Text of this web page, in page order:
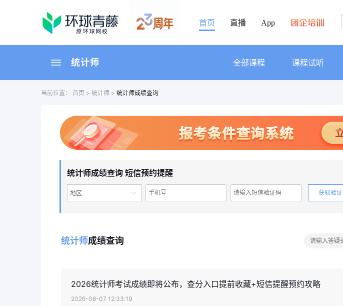
首页 直播 App
统计师 全部课程 课程试听
当前位置： 首页 > 统计师 > 统计师成绩查询
统计师成绩查询 短信预约提醒
地区 获取验证
统计师成绩查询
2026统计师考试成绩即将公布，查分入口提前收藏+短信提醒预约攻略
2026-08-07 12:33:19